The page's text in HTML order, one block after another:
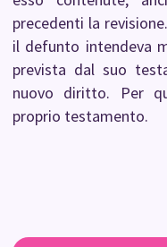
precedenti la
il defunto intendeva
prevista dal suo
nuovo diritto. Per
proprio testamento.